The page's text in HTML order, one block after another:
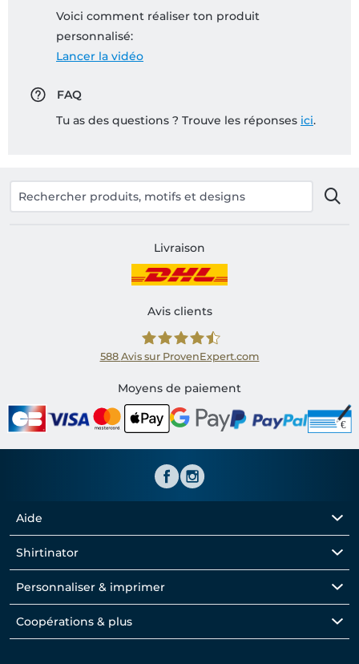
Voici comment réaliser ton produit
personnalisé:
Lancer la vidéo
FAQ
Tu as des questions ? Trouve les réponses ici.
Livraison
Avis clients
Shirtinator FR
588 Avis sur ProvenExpert.com
Moyens de paiement
Aide
Shirtinator
Personnaliser & imprimer
Coopérations & plus